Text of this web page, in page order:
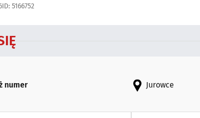
ID: 5166752
numer Jurowce